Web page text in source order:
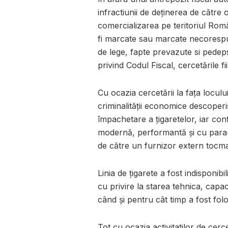
infractiunii de deţinerea de către
comercializarea pe teritoriul
fi marcate sau marcate
de lege, fapte prevazute si
privind Codul Fiscal, cercetările
Cu ocazia cercetării la fața
criminalității economice
împachetare a țigaretelor, iar
modernă, performantă și cu
de către un furnizor extern
Linia de țigarete a fost
cu privire la starea tehnica,
când și pentru cât timp a fost